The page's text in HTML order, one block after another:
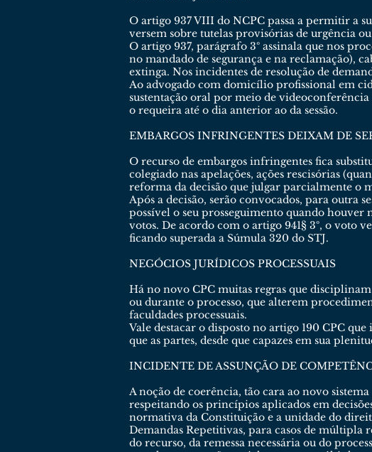
O artigo 937 VIII do NCPC passa a permitir a
versem sobre tutelas provisórias de urgência
O artigo 937, parágrafo 3º assinala que nos
no mandado de segurança e na reclamação),
extinga. Nos incidentes de resolução de
Ao advogado com domicílio profissional em
sustentação oral por meio de
o requeira até o dia anterior ao da sessão.
EMBARGOS INFRINGENTES DEIXAM DE
O recurso de embargos infringentes fica
colegiado nas apelações, ações rescisórias
reforma da decisão que julgar parcialmente o
Após a decisão, serão convocados, para outra
possível o seu prosseguimento quando houver
votos. De acordo com o artigo 941§ 3º, o voto
ficando superada a Súmula 320 do STJ.
NEGÓCIOS JURÍDICOS PROCESSUAIS
Há no novo CPC muitas regras que
ou durante o processo, que alterem
faculdades processuais.
Vale destacar o disposto no artigo 190 CPC
que as partes, desde que capazes em sua
INCIDENTE DE ASSUNÇÃO DE
A noção de coerência, tão cara ao novo
respeitando os princípios aplicados em
normativa da Constituição e a unidade do
Demandas Repetitivas, para casos de
do recurso, da remessa necessária ou do